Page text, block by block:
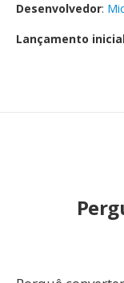
Desenvolvedor:
Lançamento